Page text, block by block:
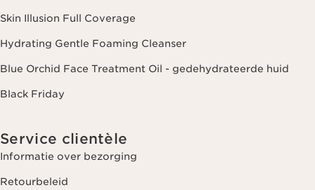
Skin Illusion Full Coverage
Hydrating Gentle Foaming Cleanser
Blue Orchid Face Treatment Oil - gedehydrateerde huid
Black Friday
Service clientèle
Informatie over bezorging
Retourbeleid